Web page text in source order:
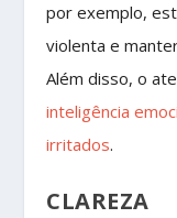
por exemplo,
violenta e
Além disso, o
inteligência
irritados.
CLAREZA